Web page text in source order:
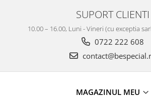
SUPORT CLIENTI
10.00 – 16.00, Luni - Vineri (cu exceptia
0722 222 608
MAGAZINUL MEU